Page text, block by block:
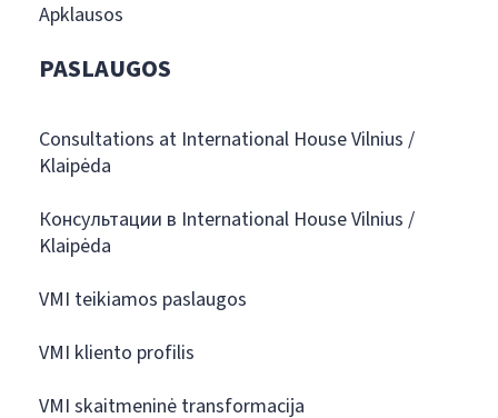
Apklausos
PASLAUGOS
Consultations at International House Vilnius /
Klaipėda
Консультации в International House Vilnius /
Klaipėda
VMI teikiamos paslaugos
VMI kliento profilis
VMI skaitmeninė transformacija